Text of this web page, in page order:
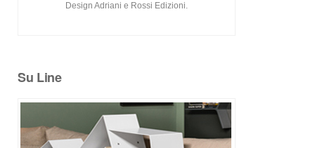
Design Adriani e Rossi Edizioni.
Su Line